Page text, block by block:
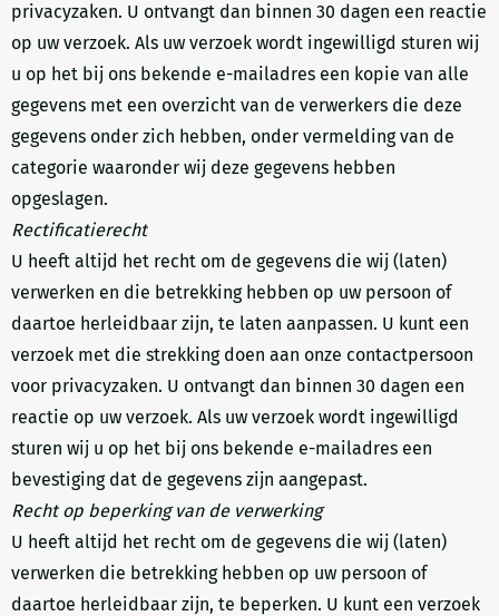
privacyzaken. U ontvangt dan binnen 30 dagen een reactie
op uw verzoek. Als uw verzoek wordt ingewilligd sturen wij
u op het bij ons bekende e-mailadres een kopie van alle
gegevens met een overzicht van de verwerkers die deze
gegevens onder zich hebben, onder vermelding van de
categorie waaronder wij deze gegevens hebben
opgeslagen.
Rectificatierecht
U heeft altijd het recht om de gegevens die wij (laten)
verwerken en die betrekking hebben op uw persoon of
daartoe herleidbaar zijn, te laten aanpassen. U kunt een
verzoek met die strekking doen aan onze contactpersoon
voor privacyzaken. U ontvangt dan binnen 30 dagen een
reactie op uw verzoek. Als uw verzoek wordt ingewilligd
sturen wij u op het bij ons bekende e-mailadres een
bevestiging dat de gegevens zijn aangepast.
Recht op beperking van de verwerking
U heeft altijd het recht om de gegevens die wij (laten)
verwerken die betrekking hebben op uw persoon of
daartoe herleidbaar zijn, te beperken. U kunt een verzoek